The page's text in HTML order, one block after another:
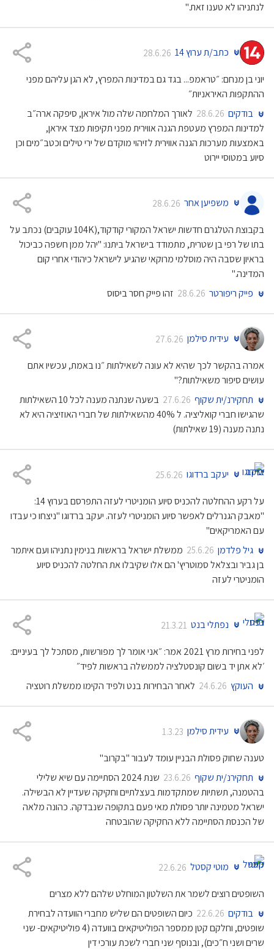
לנתניהו לא טענו זאת."
כתב/ת ערוץ 14 28.6.26
יוני בן מנחם: ״טראמפ... בגד גם במדינות המפרץ, לא הגן עליהם מפני
ההתקפות האיראניות״
בודקים 28.6.26 לאורך המלחמה שלה מול איראן, סיפקה ארה״ב
למדינות המפרץ מעטפת הגנה אווירית מפני תקיפות מצד איראן,
באמצעות מערכות הגנה אווירית לזיהוי מוקדם של ירי טילים וכטב״מים וכן
סיוע במטוסי יירוט
משפיען אחר 28.6.26
בקבוצת הטלגרם חדשות ישראל המקורי קודקוד,(104K עוקבים) נכתב על
בתו של רפי בן שטרית, מתמודד בישראל ביתנו: "יהל ממן חשפה כביכול
בראיון שסבה היה מוסלמי מרוקאי שהגיע לישראל כיהודי אחרי קום
המדינה."
פייק ריפורטר 28.6.26 זהו פייק חסר ביסוס
עידית סילמן 27.6.26
אמרה בהקשר לכך שהיא לא עונה לשאילתות ״נו באמת, עכשיו אתם
עושים סיפור משאילתות?"
תחקירנ/ית שקוף 27.6.26
בשעה שנתנה מענה לכל 10 השאילתות
שהגישו חברי קואליציה. ל 40% מהשאילתות של חברי האוזיציה היא לא
נתנה מענה (19 שאילתות)
יעקב ברדוגו 25.6.26
על רקע ההחלטה להכניס סיוע הומניטרי לעזה התפרסם בערוץ 14:
"מאבק הגנרלים לאפשר סיוע הומניטרי לעזה. יעקב ברדוגו "ניצחו כי עבדו
עם האמריקאים"
גיל פלדמן 25.6.26 ממשלת ישראל בראשות בנימין נתניהו ועם איתמר
בן גביר ובצלאל סמוטריץ' הם אלו שקיבלו את החלטה להכניס סיוע
הומניטרי לעזה
נפתלי בנט 21.3.21
לפני בחירות מרץ 2021 אמר: ״אני אומר לך מפורשות, מסתכל לך בעיניים:
׳לא אתן יד בשום קונסטלציה לממשלה בראשות לפיד״
העוקץ 24.6.26 לאחר הבחירות בנט ולפיד הקימו ממשלת רוטציה
עידית סילמן 1.3.23
טענה שחוק פסולת הבניין עומד לעבור "בקרוב"
תחקירנ/ית שקוף 23.6.26
שנת 2024 הסתיימה עם שיא שלילי
בהטמנה, תשתיות שמתקדמות בעצלתיים וחקיקה שעדיין לא הבשילה.
ישראל מטמינה יותר פסולת מאי פעם בתקופה שנבדקה. כהונה מלאה
של הכנסת הסתיימה ללא החקיקה שהובטחה
מוטי קסטל 22.6.26
השופטים רוצים לשמר את השלטון המוחלט שלהם ללא מצרים
בודקים 22.6.26 כיום השופטים הם שליש מחברי הוועדה לבחירת
שופטים, וחלקם קטן ממספר הפוליטיקאים בוועדה (4 פוליטיקאים- שני
שרים ושני ח״כים), ובנוסף שני חברי לשכת עורכי דין